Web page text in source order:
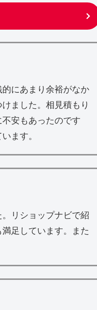
にあまり余裕がなか
ました。相見積もり
安もあったのです
ます。
リショップナビで紹
足しています。また